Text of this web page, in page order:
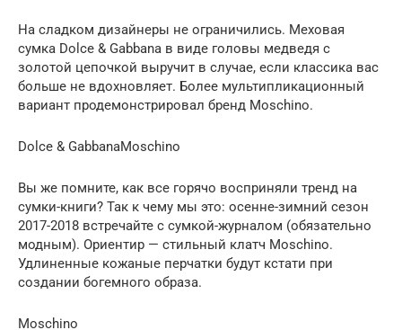
На сладком дизайнеры не ограничились. Меховая
сумка Dolce & Gabbana в виде головы медведя с
золотой цепочкой выручит в случае, если классика вас
больше не вдохновляет. Более мультипликационный
вариант продемонстрировал бренд Moschino.
Dolce & GabbanaMoschino
Вы же помните, как все горячо восприняли тренд на
сумки-книги? Так к чему мы это: осенне-зимний сезон
2017-2018 встречайте с сумкой-журналом (обязательно
модным). Ориентир — стильный клатч Moschino.
Удлиненные кожаные перчатки будут кстати при
создании богемного образа.
Moschino